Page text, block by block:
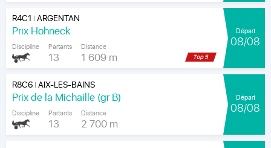
R4C1 |ARGENTAN
Prix Hohneck
Discipline Partants
13
Distance
1 609 m
Départ
08/08
R8C6|AIX-LES-BAINS
Prix de la Michaille (gr B)
Discipline Partants
13
Distance
2 700 m
Départ
08/08